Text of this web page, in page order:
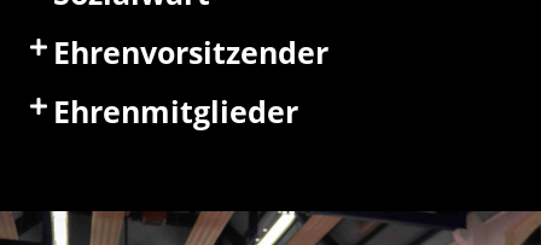
Ehrenvorsitzender
Ehrenmitglieder